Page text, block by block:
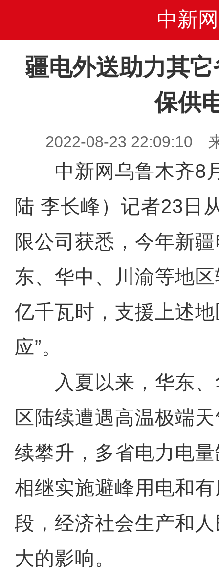
中新网
疆电外送助力其
保供
2022-08-23 22:09:10
中新网乌鲁木齐8
陆 李长峰）记者23日
限公司获悉，今年新
东、华中、川渝等地
亿千瓦时，支援上述
应”。
入夏以来，华东、
区陆续遭遇高温极端
续攀升，多省电力电
相继实施避峰用电和
段，经济社会生产和
大的影响。